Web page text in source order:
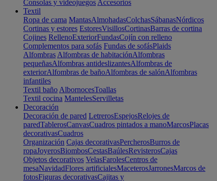
Consolas y videojuegos Accesorios
Textil
Ropa de cama MantasAlmohadasColchasSábanasNórdicos
Cortinas y estores EstoresVisillosCortinasBarras de cortina
Cojines RellenoExteriorFundasCojín con relleno
Complementos para sofás Fundas de sofásPlaids
Alfombras Alfombras de habitaciónAlfombras
pequeñasAlfombras antideslizantesAlfombras de
exteriorAlfombras de bañoAlfombras de salónAlfombras
infantiles
Textil baño AlbornocesToallas
Textil cocina MantelesServilletas
Decoración
Decoración de pared LetrerosEspejosRelojes de
paredTablerosCanvasCuadros pintados a manoMarcosPlacas
decorativasCuadros
Organización Cajas decorativasPercherosBurros de
ropaJoyerosBiombosCestasBaúlesRevisterosCajas
Objetos decorativos VelasFarolesCentros de
mesaNavidadFlores artificialesMaceterosJarronesMarcos de
fotosFiguras decorativasCajitas y